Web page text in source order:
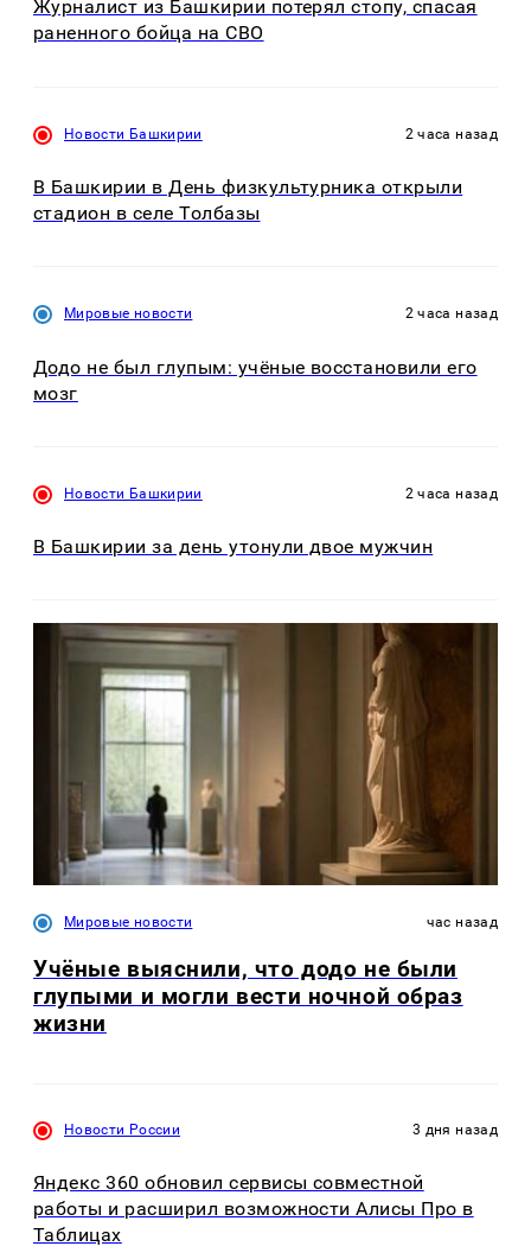
Журналист из Башкирии потерял стопу, спасая
раненного бойца на СВО
Новости Башкирии 2 часа назад
В Башкирии в День физкультурника открыли
стадион в селе Толбазы
Мировые новости 2 часа назад
Додо не был глупым: учёные восстановили его
мозг
Новости Башкирии 2 часа назад
В Башкирии за день утонули двое мужчин
Мировые новости час назад
Учёные выяснили, что додо не были
глупыми и могли вести ночной образ
жизни
Новости России 3 дня назад
Яндекс 360 обновил сервисы совместной
работы и расширил возможности Алисы Про в
Таблицах